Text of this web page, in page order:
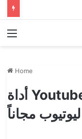
Menu
Home
أداة Youtube Analyzer لتحليل
مجاناً